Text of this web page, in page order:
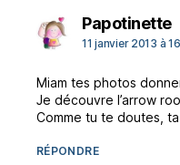
Papotinette
11 janvier 2013 à
Miam tes photos
Je découvre l’arrow
Comme tu te doutes,
RÉPONDRE